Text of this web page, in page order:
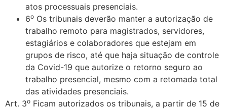
atos processuais presenciais.
6o Os tribunais deverão manter a autorização de
trabalho remoto para magistrados, servidores,
estagiários e colaboradores que estejam em
grupos de risco, até que haja situação de controle
da Covid-19 que autorize o retorno seguro ao
trabalho presencial, mesmo com a retomada total
das atividades presenciais.
Art. 3o Ficam autorizados os tribunais, a partir de 15 de